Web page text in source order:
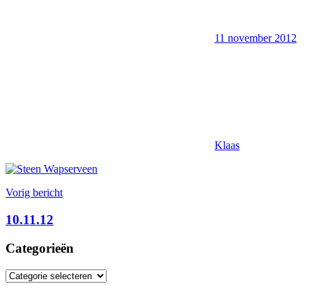
11 november 2012
Klaas
Bericht
navigatie
Vorig bericht
10.11.12
Categorieën
Categorieën